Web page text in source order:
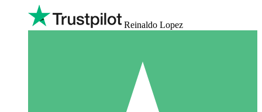
Reinaldo Lopez